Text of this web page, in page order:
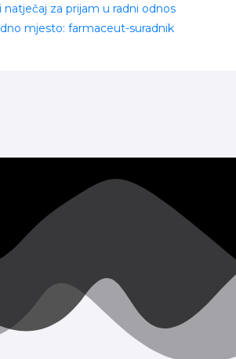
natječaj za prijam u radni odnos
mjesto: farmaceut-suradnik